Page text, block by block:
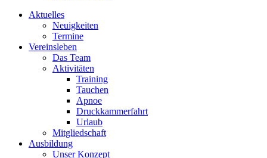
Aktuelles
Neuigkeiten
Termine
Vereinsleben
Das Team
Aktivitäten
Training
Tauchen
Apnoe
Druckkammerfahrt
Urlaub
Mitgliedschaft
Ausbildung
Unser Konzept